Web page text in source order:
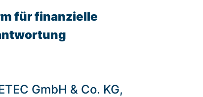
für finanzielle
GmbH & Co. KG,